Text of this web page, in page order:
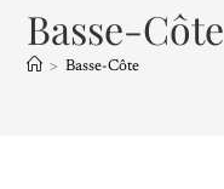
Basse-Côte
> Basse-Côte